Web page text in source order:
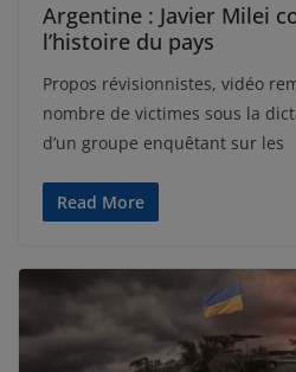
Argentine : Javier Milei
l’histoire du pays
Propos révisionnistes, vidéo
nombre de victimes sous la
d’un groupe enquêtant sur les
Read More